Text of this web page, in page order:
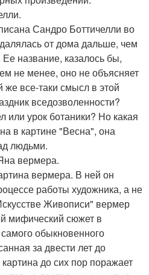
Сандро Боттичелли во
от дома дальше, чем
название, казалось бы,
не менее, оно не объясняет
же все-таки смысл в этой
вседозволенности?
урок ботаники? Но какая
в картине "Весна", она
людьми.
вермера.
вермера. В ней он
работы художника, а не
Живописи" вермер
мифический сюжет в
обыкновенного
за двести лет до
до сих пор поражает